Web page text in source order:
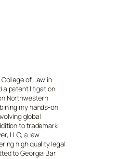
of Law in
a patent litigation
Northwestern
my hands-on
global
to trademark
LLC, a law
high quality legal
to Georgia Bar